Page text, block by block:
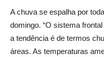
A chuva se espalha por
domingo. “O sistema
a tendência é de termos
áreas. As temperaturas